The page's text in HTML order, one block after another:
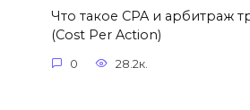
Что такое CPA и арбитраж
(Cost Per Action)
0 28.2к.